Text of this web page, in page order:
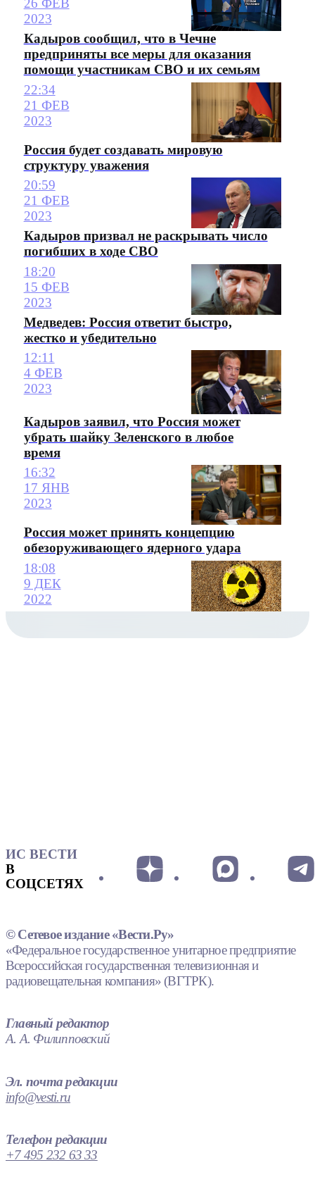
26 ФЕВ
2023
Кадыров сообщил, что в Чечне
предприняты все меры для оказания
помощи участникам СВО и их семьям
22:34
21 ФЕВ
2023
Россия будет создавать мировую
структуру уважения
20:59
21 ФЕВ
2023
Кадыров призвал не раскрывать число
погибших в ходе СВО
18:20
15 ФЕВ
2023
Медведев: Россия ответит быстро,
жестко и убедительно
12:11
4 ФЕВ
2023
Кадыров заявил, что Россия может
убрать шайку Зеленского в любое
время
16:32
17 ЯНВ
2023
Россия может принять концепцию
обезоруживающего ядерного удара
18:08
9 ДЕК
2022
ИС ВЕСТИ
В
СОЦСЕТЯХ
© Сетевое издание «Вести.Ру»
«Федеральное государственное унитарное предприятие
Всероссийская государственная телевизионная и
радиовещательная компания» (ВГТРК).
Главный редактор
А. А. Филипповский
Эл. почта редакции
info@vesti.ru
Телефон редакции
+7 495 232 63 33